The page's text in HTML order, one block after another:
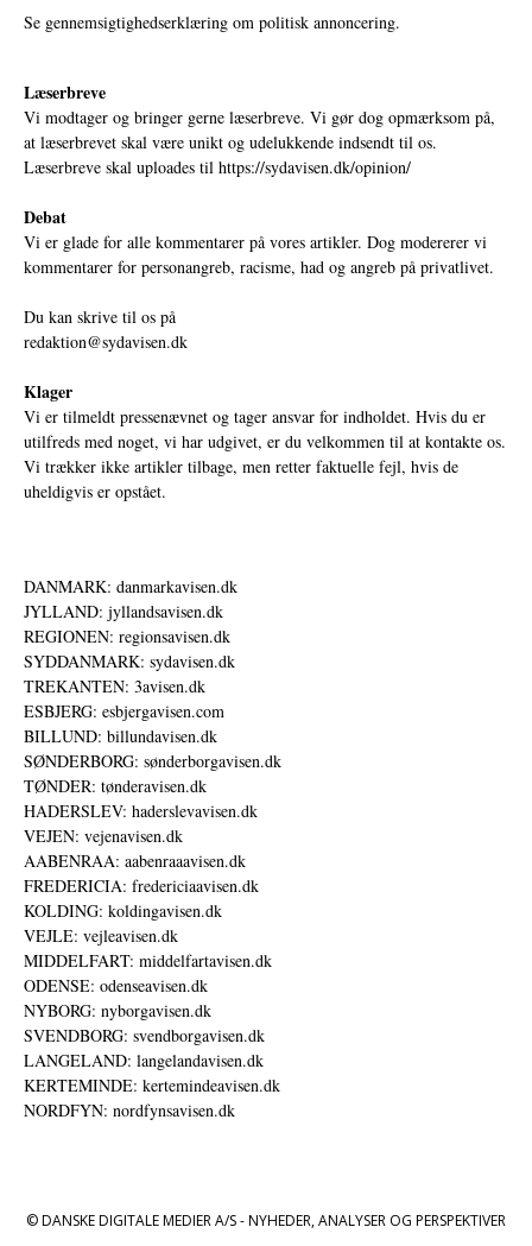
Se gennemsigtighedserklæring om politisk annoncering.
Læserbreve
Vi modtager og bringer gerne læserbreve. Vi gør dog opmærksom på,
at læserbrevet skal være unikt og udelukkende indsendt til os.
Læserbreve skal uploades til https://sydavisen.dk/opinion/
Debat
Vi er glade for alle kommentarer på vores artikler. Dog modererer vi
kommentarer for personangreb, racisme, had og angreb på privatlivet.
Du kan skrive til os på
redaktion@sydavisen.dk
Klager
Vi er tilmeldt pressenævnet og tager ansvar for indholdet. Hvis du er
utilfreds med noget, vi har udgivet, er du velkommen til at kontakte os.
Vi trækker ikke artikler tilbage, men retter faktuelle fejl, hvis de
uheldigvis er opstået.
DANMARK: danmarkavisen.dk
JYLLAND: jyllandsavisen.dk
REGIONEN: regionsavisen.dk
SYDDANMARK: sydavisen.dk
TREKANTEN: 3avisen.dk
ESBJERG: esbjergavisen.com
BILLUND: billundavisen.dk
SØNDERBORG: sønderborgavisen.dk
TØNDER: tønderavisen.dk
HADERSLEV: haderslevavisen.dk
VEJEN: vejenavisen.dk
AABENRAA: aabenraaavisen.dk
FREDERICIA: fredericiaavisen.dk
KOLDING: koldingavisen.dk
VEJLE: vejleavisen.dk
MIDDELFART: middelfartavisen.dk
ODENSE: odenseavisen.dk
NYBORG: nyborgavisen.dk
SVENDBORG: svendborgavisen.dk
LANGELAND: langelandavisen.dk
KERTEMINDE: kertemindeavisen.dk
NORDFYN: nordfynsavisen.dk
© DANSKE DIGITALE MEDIER A/S - NYHEDER, ANALYSER OG PERSPEKTIVER